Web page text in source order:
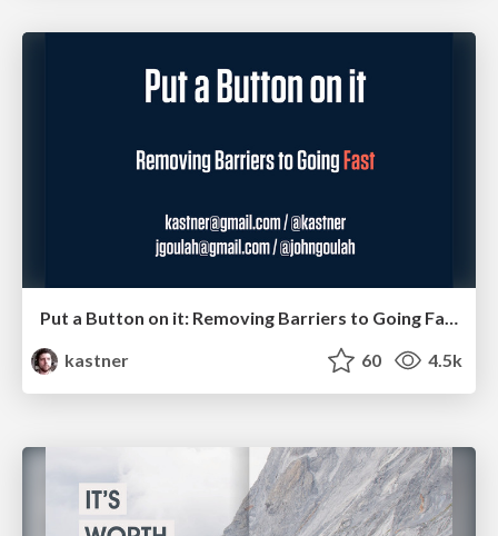
Put a Button on it: Removing Barriers to Going Fast.
kastner
60 4.5k